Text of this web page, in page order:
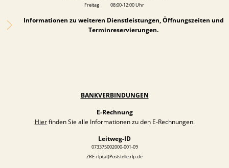
Freitag 08:00-12:00 Uhr
Informationen zu weiteren Dienstleistungen, Öffnungszeiten und
Terminreservierungen.
BANKVERBINDUNGEN
E-Rechnung
Hierfinden Sie alle Informationen zu den E-Rechnungen.
Leitweg-ID
073375002000-001-09
ZRE-rlp(at)Poststelle.rlp.de